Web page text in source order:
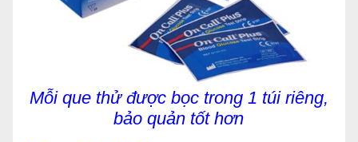
Mỗi que thử được bọc trong 1 túi riêng,
bảo quản tốt hơn